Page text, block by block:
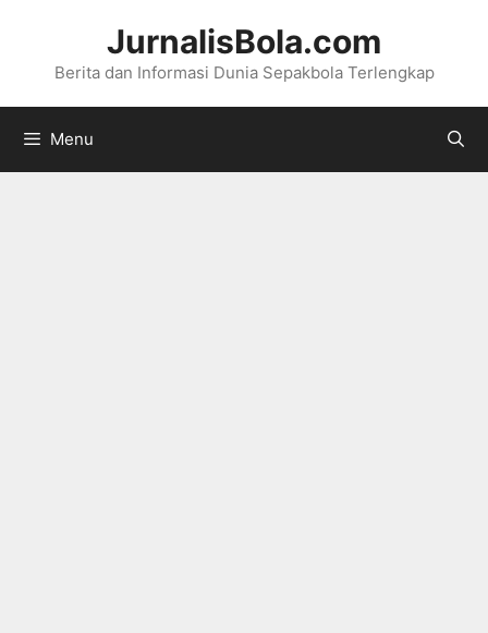
JurnalisBola.com
Berita dan Informasi Dunia Sepakbola Terlengkap
Menu